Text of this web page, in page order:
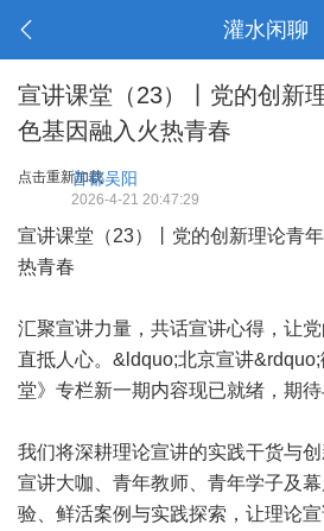
灌水闲聊
宣讲课堂（23）丨党的创新
色基因融入火热青春
点击重新加载首都吴阳
2026-4-21 20:47:29
宣讲课堂（23）丨党的创新理论青
热青春
汇聚宣讲力量，共话宣讲心得，让党
直抵人心。&ldquo;北京宣讲
堂》专栏新一期内容现已就绪，期待
我们将深耕理论宣讲的实践干货与
宣讲大咖、青年教师、青年学子及
验、鲜活案例与实践探索，让理论宣